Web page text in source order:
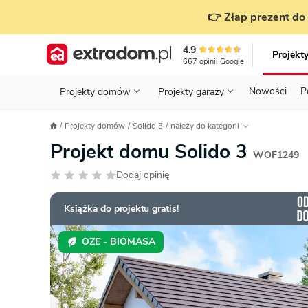
👉 Złap prezent
4.9
667 opinii Google
Projekty domów Projekty garaży Nowości
Projekty domów Projekty garaży
Parterowe Piętrowe
KONDYGNACJE
POWIERZCHNIA
GARAŻ
DACH
KONSTRUKCJA
STYL
ZABUDOWA
STANOWISKA
TYP
Zobacz wszystkie kategorie
PRZED BUDOWĄ - ETAP 1
Działka
WYBIERAM PROJEKT - ETAP 2
BUDUJĘ DOM - ETAP 3
URZĄDZAM DOM - ETAP 4
PRZEPISY I FORMALNOŚCI
FINANSE I KOSZTY
OZE
Projekty domów Solido 3 należy do kategorii
Projekt domu Solido 3 WOF1249
Dodaj opinię
OZE - BIOMASA
Książka do projektu gratis!